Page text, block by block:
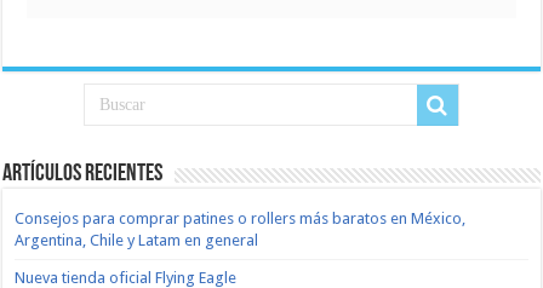
Artículos recientes
Consejos para comprar patines o rollers más baratos en México,
Argentina, Chile y Latam en general
Nueva tienda oficial Flying Eagle